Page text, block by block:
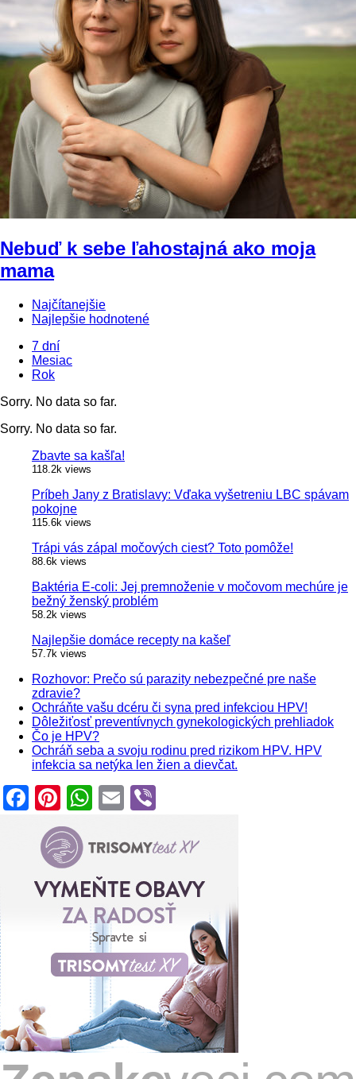
Nebuď k sebe ľahostajná ako moja
mama
Najčítanejšie
Najlepšie hodnotené
7 dní
Mesiac
Rok
Sorry. No data so far.
Sorry. No data so far.
Zbavte sa kašľa!
118.2k views
Príbeh Jany z Bratislavy: Vďaka vyšetreniu LBC spávam
pokojne
115.6k views
Trápi vás zápal močových ciest? Toto pomôže!
88.6k views
Baktéria E-coli: Jej premnoženie v močovom mechúre je
bežný ženský problém
58.2k views
Najlepšie domáce recepty na kašeľ
57.7k views
Rozhovor: Prečo sú parazity nebezpečné pre naše
zdravie?
Ochráňte vašu dcéru či syna pred infekciou HPV!
Dôležiťosť preventívnych gynekologických prehliadok
Čo je HPV?
Ochráň seba a svoju rodinu pred rizikom HPV. HPV
infekcia sa netýka len žien a dievčat.
Facebook
Pinterest
WhatsApp
Email